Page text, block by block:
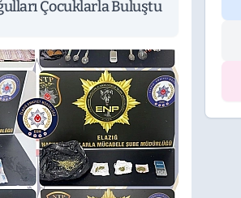
Çocuklarla Buluştu